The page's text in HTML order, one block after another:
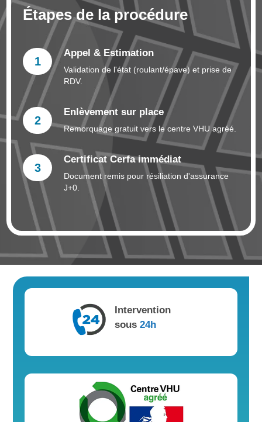
Étapes de la procédure
1
Appel & Estimation
Validation de l'état (roulant/épave) et prise de
RDV.
2
Enlèvement sur place
Remorquage gratuit vers le centre VHU agréé.
3
Certificat Cerfa immédiat
Document remis pour résiliation d'assurance
J+0.
Intervention
sous 24h